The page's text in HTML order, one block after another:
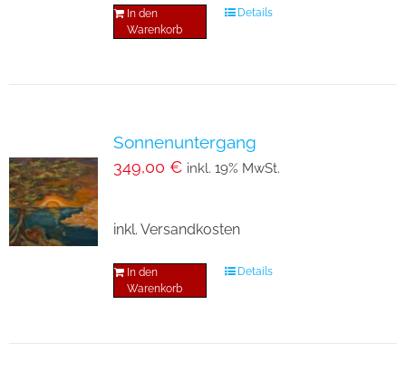
In den
Warenkorb
Details
Sonnenuntergang
349,00 € inkl. 19% MwSt.
inkl. Versandkosten
In den
Warenkorb
Details